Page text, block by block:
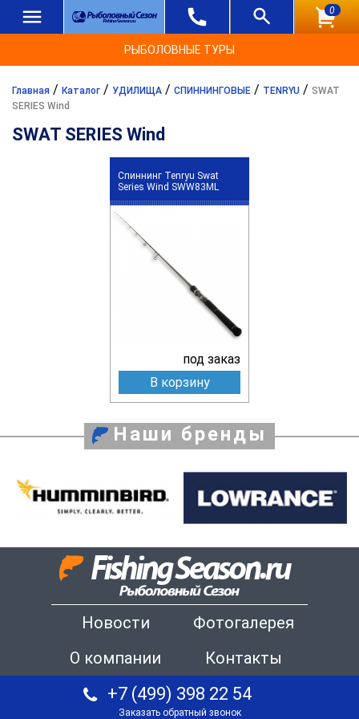
0
РЫБОЛОВНЫЕ ТУРЫ
Главная / Каталог / УДИЛИЩА / СПИННИНГОВЫЕ / TENRYU / SWAT
SERIES Wind
SWAT SERIES Wind
Спиннинг Tenryu Swat
Series Wind SWW83ML
под заказ
В корзину
Наши бренды
Новости
Фотогалерея
О компании
Контакты
+7 (499) 398 22 54
Заказать обратный звонок